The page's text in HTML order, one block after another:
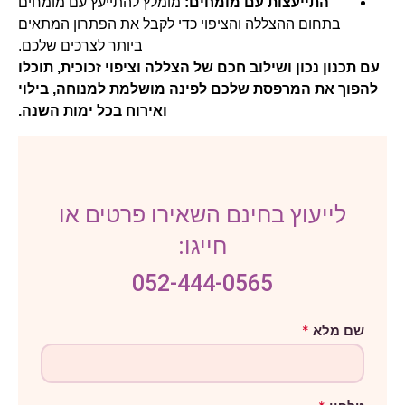
בתחום ההצללה והציפוי כדי לקבל את הפתרון המתאים
ביותר לצרכים שלכם.
עם תכנון נכון ושילוב חכם של הצללה וציפוי זכוכית, תוכלו
להפוך את המרפסת שלכם לפינה מושלמת למנוחה, בילוי
ואירוח בכל ימות השנה.
לייעוץ בחינם השאירו פרטים או
חייגו:
052-444-0565
שם מלא * ט
ל
ן